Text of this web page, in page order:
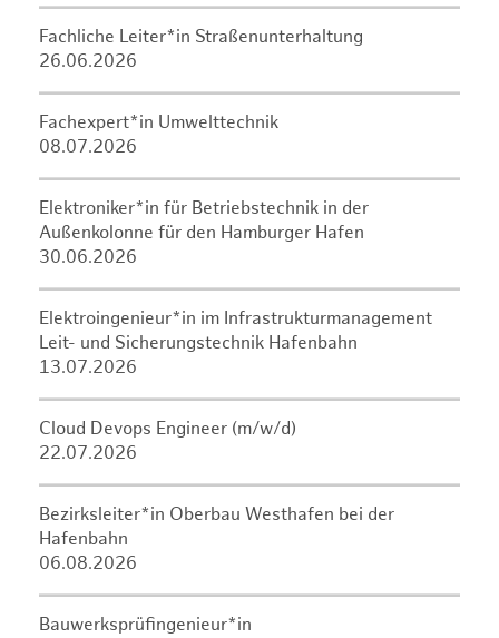
Fachliche Leiter*in Straßenunterhaltung
26.06.2026
Fachexpert*in Umwelttechnik
08.07.2026
Elektroniker*in für Betriebstechnik in der
Außenkolonne für den Hamburger Hafen
30.06.2026
Elektroingenieur*in im Infrastrukturmanagement
Leit- und Sicherungstechnik Hafenbahn
13.07.2026
Cloud Devops Engineer (m/w/d)
22.07.2026
Bezirksleiter*in Oberbau Westhafen bei der
Hafenbahn
06.08.2026
Bauwerksprüfingenieur*in